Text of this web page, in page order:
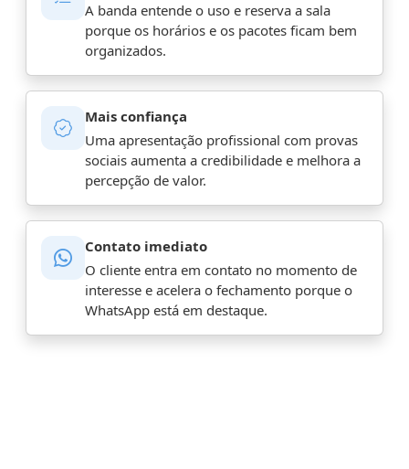
A banda entende o uso e reserva a sala
porque os horários e os pacotes ficam bem
organizados.
Mais confiança
Uma apresentação profissional com provas
sociais aumenta a credibilidade e melhora a
percepção de valor.
Contato imediato
O cliente entra em contato no momento de
interesse e acelera o fechamento porque o
WhatsApp está em destaque.